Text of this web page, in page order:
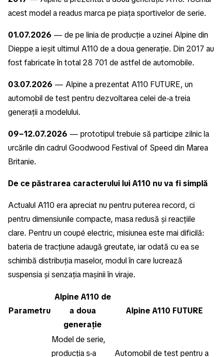
acest model a readus marca pe piața sportivelor de serie.
01.07.2026 — de pe linia de producție a uzinei Alpine din
Dieppe a ieșit ultimul A110 de a doua generație. Din 2017 au
fost fabricate în total 28 701 de astfel de automobile.
03.07.2026 — Alpine a prezentat A110 FUTURE, un
automobil de test pentru dezvoltarea celei de-a treia
generații a modelului.
09–12.07.2026 — prototipul trebuie să participe zilnic la
urcările din cadrul Goodwood Festival of Speed din Marea
Britanie.
De ce păstrarea caracterului lui A110 nu va fi simplă
Actualul A110 era apreciat nu pentru puterea record, ci
pentru dimensiunile compacte, masa redusă și reacțiile
clare. Pentru un coupé electric, misiunea este mai dificilă:
bateria de tracțiune adaugă greutate, iar odată cu ea se
schimbă distribuția maselor, modul în care lucrează
suspensia și senzația mașinii în viraje.
Parametru
Alpine A110 de
a doua
generație
Alpine A110 FUTURE
Model de serie,
producția s-a
Automobil de test pentru a